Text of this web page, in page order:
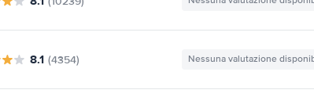
8.1 (4354) Nessuna valutazione